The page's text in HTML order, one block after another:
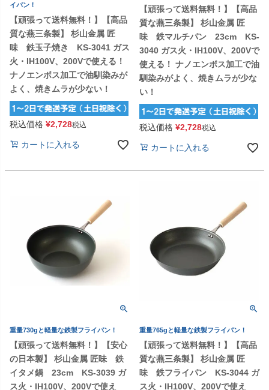
イパン！
【頑張って送料無料！】【高品
質な燕三条製】 杉山金属 匠
味 鉄玉子焼き KS-3041 ガス
火・IH100V、200Vで使える！
ナノエンボス加工で油馴染みが
よく、焼きムラが少ない！
税込価格 ¥2,728税込
カートに入れる
【頑張って送料無料！】【高品
質な燕三条製】 杉山金属 匠
味 鉄マルチパン 23cm KS-
3040 ガス火・IH100V、200Vで
使える！ ナノエンボス加工で油
馴染みがよく、焼きムラが少な
い！
税込価格 ¥2,728税込
カートに入れる
重量730gと軽量な鉄製フライパン！
【頑張って送料無料！】【安心
の日本製】 杉山金属 匠味 鉄
イタメ鍋 23cm KS-3039 ガ
ス火・IH100V、200Vで使え
重量765gと軽量な鉄製フライパン！
【頑張って送料無料！】【高品
質な燕三条製】 杉山金属 匠
味 鉄フライパン KS-3044 ガ
ス火・IH100V、200Vで使え